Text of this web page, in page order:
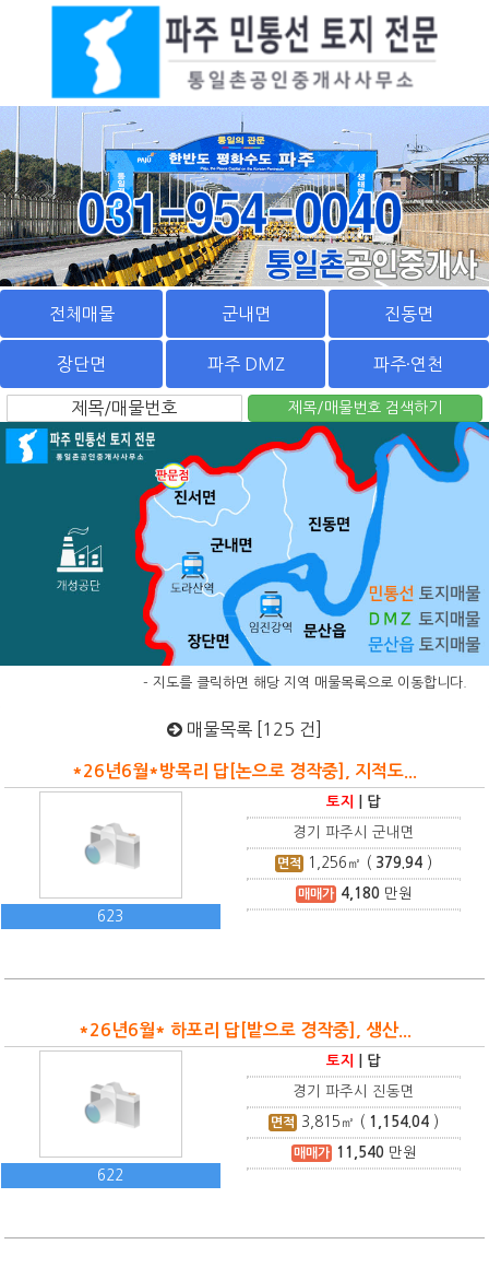
전체매물 군내면 진동면
장단면 파주 DMZ 파주·연천
- 지도를 클릭하면 해당 지역 매물목록으로 이동합니다.
매물목록 [125 건]
*26년6월*방목리 답[논으로 경작중], 지적도...
623
토지 답
경기 파주시 군내면
면적 1,256 ㎡ ( 379.94 )
매매가 4,180만원
*26년6월* 하포리 답[밭으로 경작중], 생산...
622
토지 답
경기 파주시 진동면
면적 3,815 ㎡ ( 1,154.04 )
매매가 11,540만원